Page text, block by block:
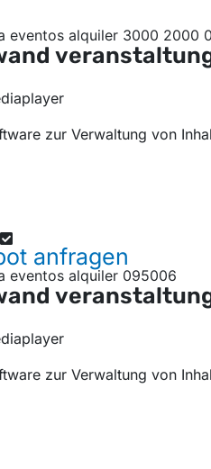
zur Verwaltung von
anfragen
zur Verwaltung von